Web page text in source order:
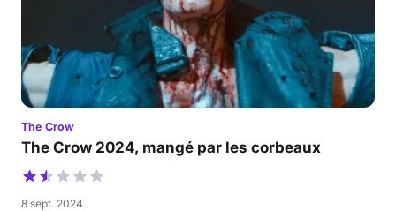
The Crow
The Crow 2024, mangé par les corbeaux
8 sept. 2024